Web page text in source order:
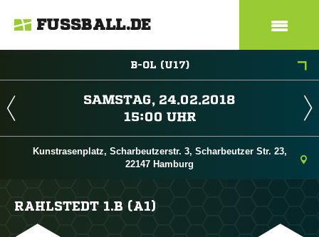
FUSSBALL.DE
B-OL (U17)
 
 
Kunstrasenplatz, Scharbeutzerstr. 3, Scharbeutzer Str. 23,
22147 Hamburg
RAHLSTEDT 1.B (A1)